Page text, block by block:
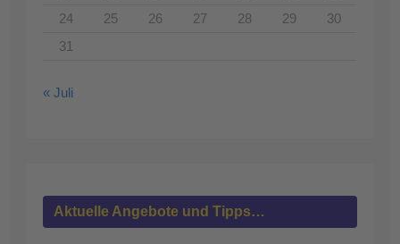
24
25 26 27 28 29
30
31
« Juli
Aktuelle Angebote und Tipps…